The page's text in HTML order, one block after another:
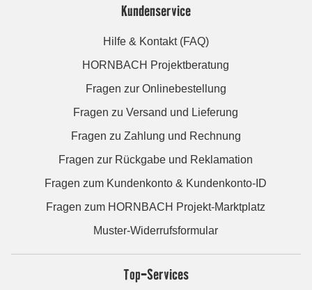
Kundenservice
Hilfe & Kontakt (FAQ)
HORNBACH Projektberatung
Fragen zur Onlinebestellung
Fragen zu Versand und Lieferung
Fragen zu Zahlung und Rechnung
Fragen zur Rückgabe und Reklamation
Fragen zum Kundenkonto & Kundenkonto-ID
Fragen zum HORNBACH Projekt-Marktplatz
Muster-Widerrufsformular
Top-Services